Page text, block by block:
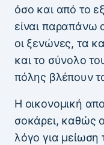
όσο και από το
είναι παραπάνω
οι ξενώνες, τα
και το σύνολο
πόλης βλέπουν
Η οικονομική
σοκάρει, καθώς
λόγο για μείωση